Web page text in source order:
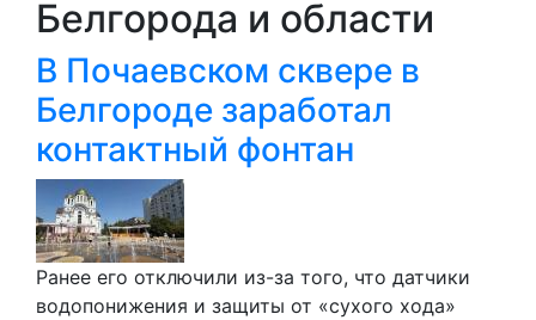
Белгорода и области
В Почаевском сквере в
Белгороде заработал
контактный фонтан
Ранее его отключили из-за того, что датчики
водопонижения и защиты от «сухого хода»